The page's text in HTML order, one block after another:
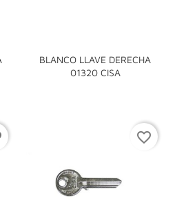
BLANCO LLAVE DERECHA
01320 CISA
favorite_border